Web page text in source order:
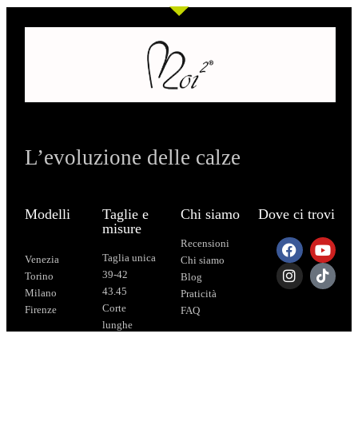
L’evoluzione delle calze
Modelli
Venezia
Torino
Milano
Firenze
Taglie e
misure
Taglia unica
39-42
43.45
Corte
lunghe
Chi siamo
Recensioni
Chi siamo
Blog
Praticità
FAQ
Dove ci trovi